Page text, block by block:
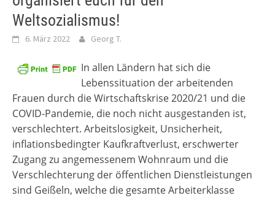
Weltsozialismus!
6. März 2022 Georg T.
In allen Ländern hat sich die
Lebenssituation der arbeitenden
Frauen durch die Wirtschaftskrise 2020/21 und die
COVID-Pandemie, die noch nicht ausgestanden ist,
verschlechtert. Arbeitslosigkeit, Unsicherheit,
inflationsbedingter Kaufkraftverlust, erschwerter
Zugang zu angemessenem Wohnraum und die
Verschlechterung der öffentlichen Dienstleistungen
sind Geißeln, welche die gesamte Arbeiterklasse